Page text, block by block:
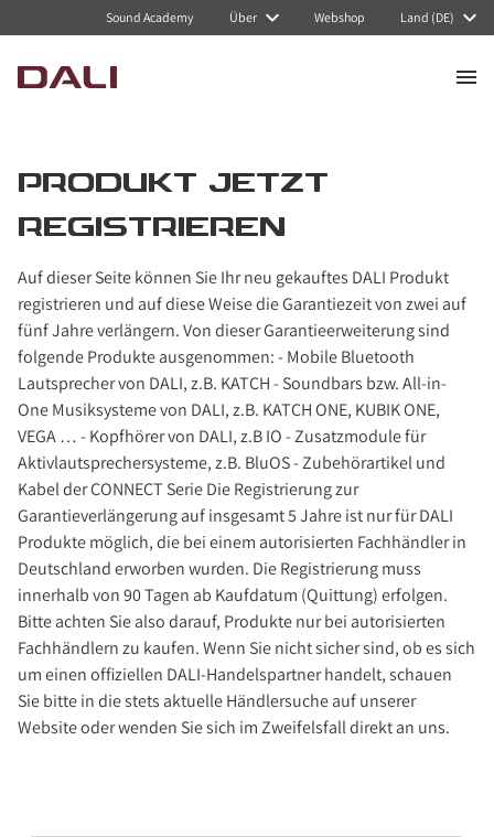
Sound Academy Über Webshop Land (DE)
PRODUKT JETZT
REGISTRIEREN
Auf dieser Seite können Sie Ihr neu gekauftes DALI Produkt
registrieren und auf diese Weise die Garantiezeit von zwei auf
fünf Jahre verlängern. Von dieser Garantieerweiterung sind
folgende Produkte ausgenommen: - Mobile Bluetooth
Lautsprecher von DALI, z.B. KATCH - Soundbars bzw. All-in-
One Musiksysteme von DALI, z.B. KATCH ONE, KUBIK ONE,
VEGA … - Kopfhörer von DALI, z.B IO - Zusatzmodule für
Aktivlautsprechersysteme, z.B. BluOS - Zubehörartikel und
Kabel der CONNECT Serie Die Registrierung zur
Garantieverlängerung auf insgesamt 5 Jahre ist nur für DALI
Produkte möglich, die bei einem autorisierten Fachhändler in
Deutschland erworben wurden. Die Registrierung muss
innerhalb von 90 Tagen ab Kaufdatum (Quittung) erfolgen.
Bitte achten Sie also darauf, Produkte nur bei autorisierten
Fachhändlern zu kaufen. Wenn Sie nicht sicher sind, ob es sich
um einen offiziellen DALI-Handelspartner handelt, schauen
Sie bitte in die stets aktuelle Händlersuche auf unserer
Website oder wenden Sie sich im Zweifelsfall direkt an uns.